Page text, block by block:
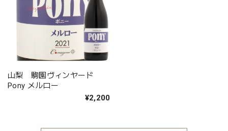
山梨 駒園ヴィンヤード
Pony メルロー
¥2,200